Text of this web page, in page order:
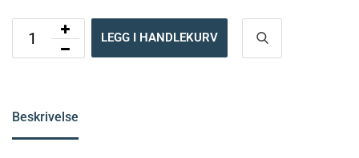
LEGG I HANDLEKURV
Beskrivelse